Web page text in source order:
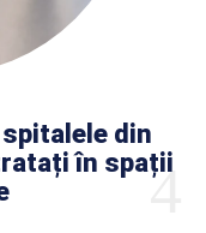
din
în spații